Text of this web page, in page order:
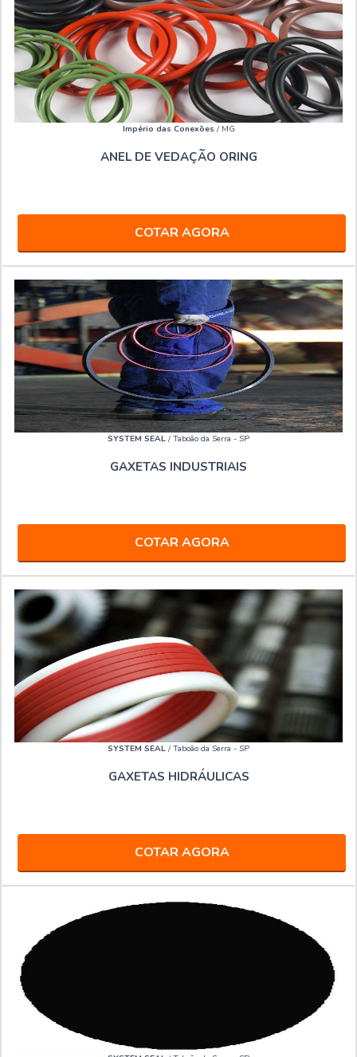
Império das Conexões / MG
ANEL DE VEDAÇÃO ORING
COTAR AGORA
SYSTEM SEAL / Taboão da Serra - SP
GAXETAS INDUSTRIAIS
COTAR AGORA
SYSTEM SEAL / Taboão da Serra - SP
GAXETAS HIDRÁULICAS
COTAR AGORA